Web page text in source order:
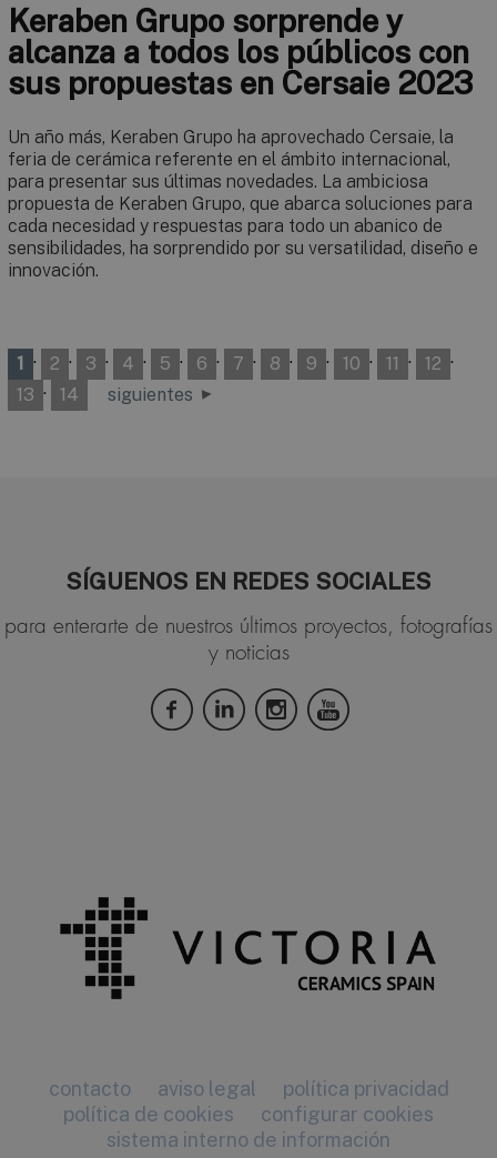
Keraben Grupo sorprende y
alcanza a todos los públicos con
sus propuestas en Cersaie 2023
Un año más, Keraben Grupo ha aprovechado Cersaie, la
feria de cerámica referente en el ámbito internacional,
para presentar sus últimas novedades. La ambiciosa
propuesta de Keraben Grupo, que abarca soluciones para
cada necesidad y respuestas para todo un abanico de
sensibilidades, ha sorprendido por su versatilidad, diseño e
innovación.
1 · 2 · 3 · 4 · 5 · 6 · 7 · 8 · 9 · 10 · 11 · 12 ·
13 · 14 siguientes
SÍGUENOS EN REDES SOCIALES
para enterarte de nuestros últimos proyectos, fotografías
y noticias
contacto aviso legal
política privacidad
política de cookies
configurar cookies
sistema interno de información